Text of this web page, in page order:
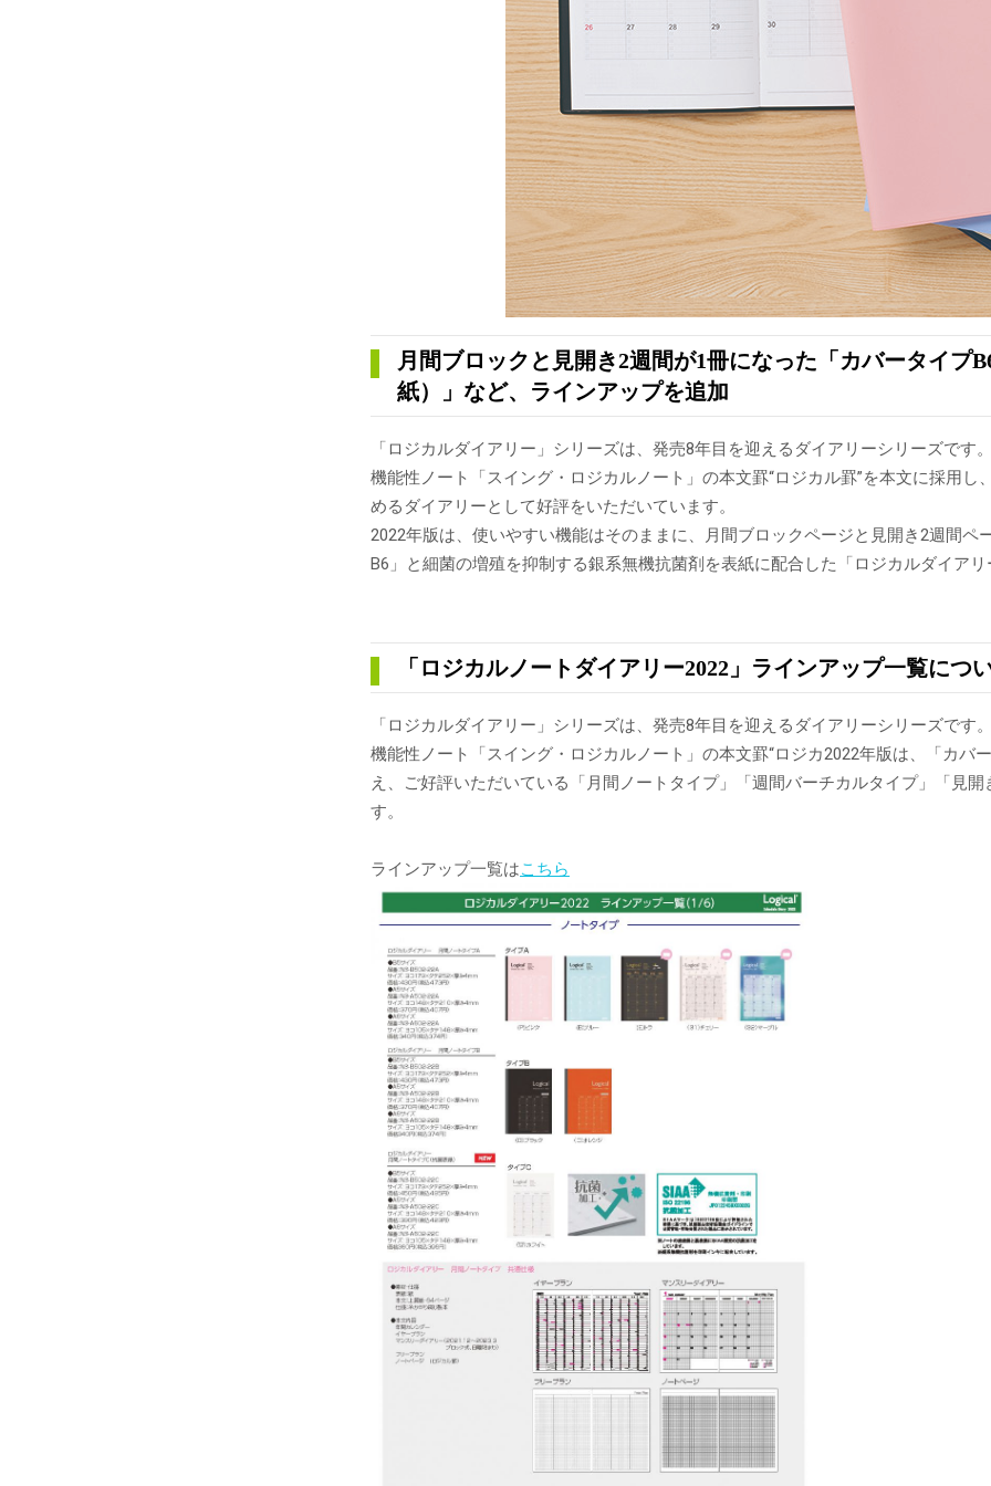
月間ブロックと見開き2週間が1冊になった「カバータイプ
紙）」など、ラインアップを追加
「ロジカルダイアリー」シリーズは、発売8年目を迎えるダイアリーシリーズです
機能性ノート「スイング・ロジカルノート」の本文罫“ロジカル罫”を本文に採用
めるダイアリーとして好評をいただいています。
2022年版は、使いやすい機能はそのままに、月間ブロックページと見開き2週間
B6」と細菌の増殖を抑制する銀系無機抗菌剤を表紙に配合した「ロジカルダイア
「ロジカルノートダイアリー2022」ラインアップ一覧につ
「ロジカルダイアリー」シリーズは、発売8年目を迎えるダイアリーシリーズです
機能性ノート「スイング・ロジカルノート」の本文罫“ロジカ2022年版は、「カバ
え、ご好評いただいている「月間ノートタイプ」「週間バーチカルタイプ」「見
す。
ラインアップ一覧はこちら